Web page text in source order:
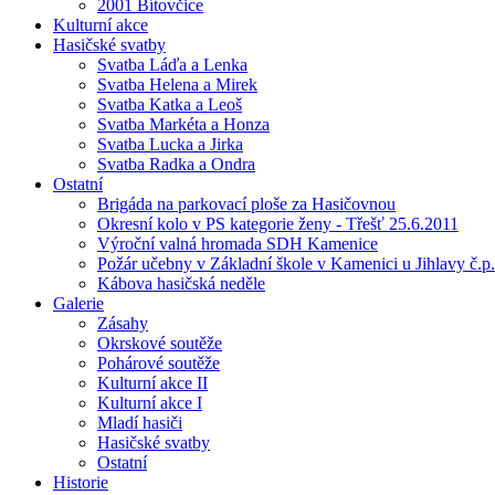
2001 Bítovčice
Kulturní akce
Hasičské svatby
Svatba Láďa a Lenka
Svatba Helena a Mirek
Svatba Katka a Leoš
Svatba Markéta a Honza
Svatba Lucka a Jirka
Svatba Radka a Ondra
Ostatní
Brigáda na parkovací ploše za Hasičovnou
Okresní kolo v PS kategorie ženy - Třešť 25.6.2011
Výroční valná hromada SDH Kamenice
Požár učebny v Základní škole v Kamenici u Jihlavy
Kábova hasičská neděle
Galerie
Zásahy
Okrskové soutěže
Pohárové soutěže
Kulturní akce II
Kulturní akce I
Mladí hasiči
Hasičské svatby
Ostatní
Historie